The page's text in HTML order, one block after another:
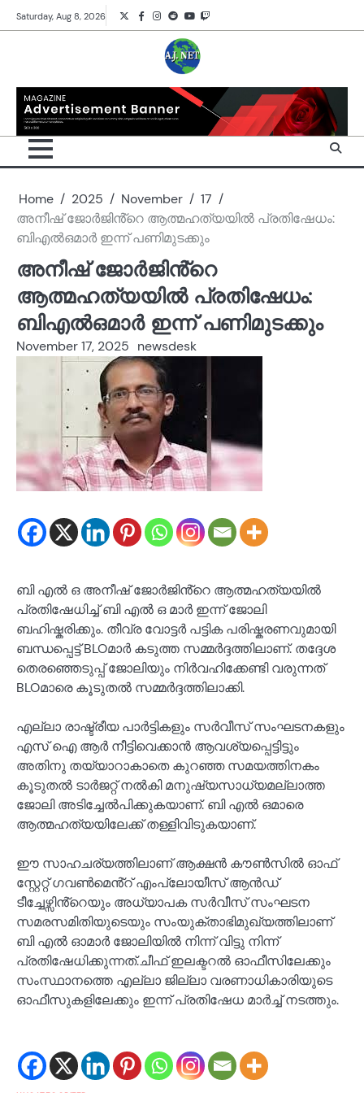
to
Saturday, Aug 8, 2026 Twitter
Facebook
Instagram
RedditYouTube
Home 2025 November
17
അനീഷ് ജോർജിൻ്റെ ആത്മഹത്യയിൽ പ്രതിഷേധം:
ബിഎൽഒമാർ ഇന്ന് പണിമുടക്കും
അനീഷ് ജോർജിൻ്റെ
ആത്മഹത്യയിൽ പ്രതിഷേധം:
ബിഎൽഒമാർ ഇന്ന് പണിമുടക്കും
November 17, 2025 newsdesk
ബി എൽ ഒ അനീഷ് ജോർജിൻ്റെ ആത്മഹത്യയിൽ
പ്രതിഷേധിച്ച് ബി എൽ ഒ മാർ ഇന്ന് ജോലി
ബഹിഷ്കരിക്കും. തീവ്ര വോട്ടർ പട്ടിക പരിഷ്കരണവുമായി
ബന്ധപ്പെട്ട് BLOമാർ കടുത്ത സമ്മർദ്ദത്തിലാണ്. തദ്ദേശ
തെരഞ്ഞെടുപ്പ് ജോലിയും നിർവഹിക്കേണ്ടി വരുന്നത്
BLOമാരെ കൂടുതൽ സമ്മർദ്ദത്തിലാക്കി.
എല്ലാ രാഷ്ട്രീയ പാർട്ടികളും സർവീസ് സംഘടനകളും
എസ് ഐ ആർ നീട്ടിവെക്കാൻ ആവശ്യപ്പെട്ടിട്ടും
അതിനു തയ്യാറാകാതെ കുറഞ്ഞ സമയത്തിനകം
കൂടുതൽ ടാർജറ്റ് നൽകി മനുഷ്യസാധ്യമല്ലാത്ത
ജോലി അടിച്ചേൽപിക്കുകയാണ്. ബി എൽ ഒമാരെ
ആത്മഹത്യയിലേക്ക് തള്ളിവിടുകയാണ്.
ഈ സാഹചര്യത്തിലാണ് ആക്ഷൻ കൗൺസിൽ ഓഫ്
സ്റ്റേറ്റ് ഗവൺമെൻ്റ് എംപ്ലോയീസ് ആൻഡ്
ടീച്ചേഴ്സിൻ്റെയും അധ്യാപക സർവീസ് സംഘടന
സമരസമിതിയുടെയും സംയുക്താഭിമുഖ്യത്തിലാണ്
ബി എൽ ഓമാർ ജോലിയിൽ നിന്ന് വിട്ടു നിന്ന്
പ്രതിഷേധിക്കുന്നത്.ചീഫ് ഇലക്ടറൽ ഓഫീസിലേക്കും
സംസ്ഥാനത്തെ എല്ലാ ജില്ലാ വരണാധികാരിയുടെ
ഓഫീസുകളിലേക്കും ഇന്ന് പ്രതിഷേധ മാർച്ച് നടത്തും.